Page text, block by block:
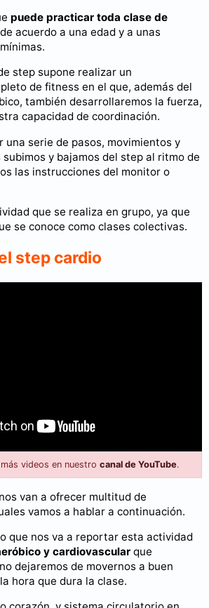
puede practicar toda clase de
acuerdo a una edad y a unas
step supone realizar un
de fitness en el que, además del
también desarrollaremos la fuerza,
capacidad de coordinación.
una serie de pasos, movimientos y
y bajamos del step al ritmo de
las instrucciones del monitor o
que se realiza en grupo, ya que
se conoce como clases colectivas.
step cardio
videos en nuestro canal de YouTube.
van a ofrecer multitud de
vamos a hablar a continuación.
que nos va a reportar esta actividad
y cardiovascular que
dejaremos de movernos a buen
hora que dura la clase.